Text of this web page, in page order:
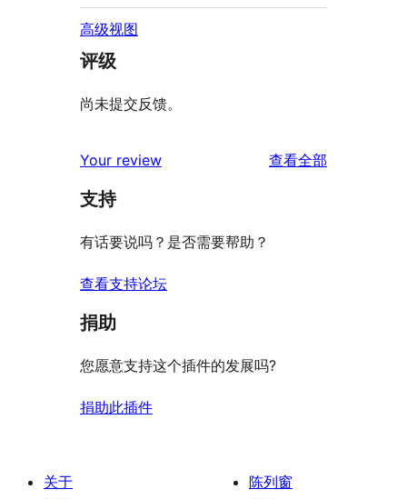
高级视图
评级
尚未提交反馈。
Your review 查看全部
支持
有话要说吗？是否需要帮助？
查看支持论坛
捐助
您愿意支持这个插件的发展吗?
捐助此插件
关于
陈列窗